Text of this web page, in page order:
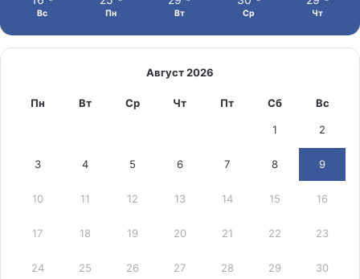
Вс Пн Вт Ср Чт
Август 2026
Пн Вт Ср Чт Пт Сб Вс
1 2
3 4 5 6 7 8 9
10 11 12 13 14 15 16
17 18 19 20 21 22 23
24 25 26 27 28 29 30